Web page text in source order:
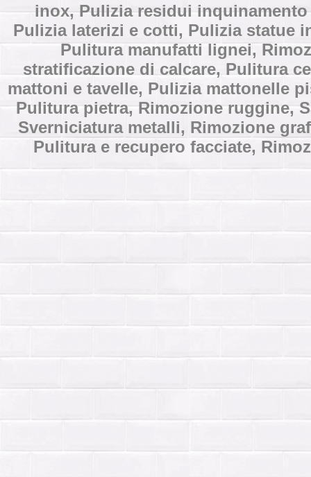
inox, Pulizia residui
Pulizia laterizi e cotti, Pulizia statue
Pulitura manufatti lignei,
stratificazione di calcare, Pulitura
mattoni e tavelle, Pulizia mattonelle
Pulitura pietra, Rimozione ruggine,
Sverniciatura metalli, Rimozione
Pulitura e recupero facciate,